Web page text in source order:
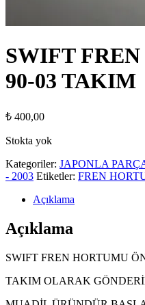
SWIFT
90-03 TAKIM
₺ 400,00
Stokta yok
Kategoriler: JAPONLA
- 2003 Etiketler: FREN
Açıklama
Açıklama
SWIFT FREN HORTUMU
TAKIM OLARAK